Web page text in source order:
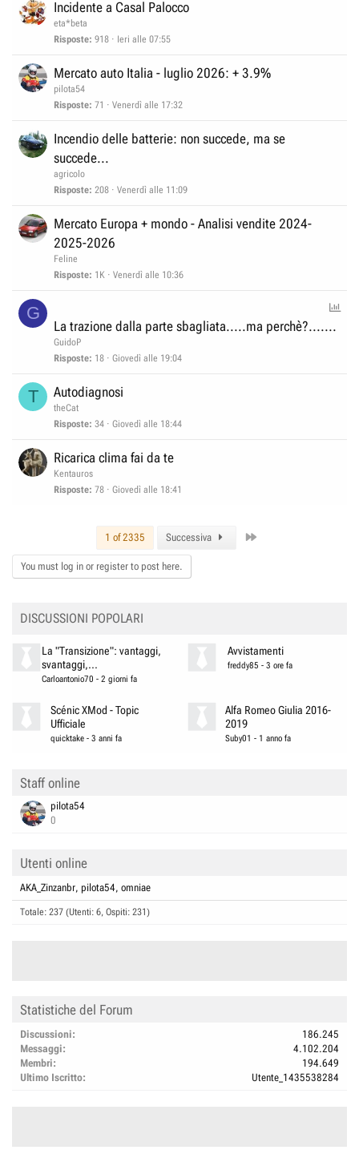
Incidente a Casal Palocco
eta*beta
Risposte 918 Ieri alle 07:55
Mercato auto Italia - luglio 2026: + 3.9%
pilota54
Risposte 71 Venerdì alle 17:32
Incendio delle batterie: non succede, ma se
succede...
agricolo
Risposte 208 Venerdì alle 11:09
Mercato Europa + mondo - Analisi vendite 2024-
2025-2026
Feline
Risposte 1K Venerdì alle 10:36
G
S
La trazione dalla parte sbagliata.....ma perchè?.......
GuidoP
Risposte 18 Giovedì alle 19:04
T Autodiagnosi
theCat
Risposte 34 Giovedì alle 18:44
Ricarica clima fai da te
Kentauros
Risposte 78 Giovedì alle 18:41
1 of 2335 Successiva
You must log in or register to post here.
DISCUSSIONI POPOLARI
La "Transizione": vantaggi,
svantaggi,...
Carloantonio70 - 2 giorni fa
Avvistamenti
freddy85 - 3 ore fa
Scénic XMod - Topic
Ufficiale
quicktake -3 anni fa
Alfa Romeo Giulia 2016-
2019
Suby01 - 1 anno fa
Staff online
pilota54
0
Utenti online
AKA_Zinzanbr pilota54 omniae
Totale: 237 (Utenti: 6, Ospiti: 231)
Statistiche del Forum
Discussioni
186.245
Messaggi
4.102.204
Membri
194.649
Ultimo Iscritto
Utente_1435538284